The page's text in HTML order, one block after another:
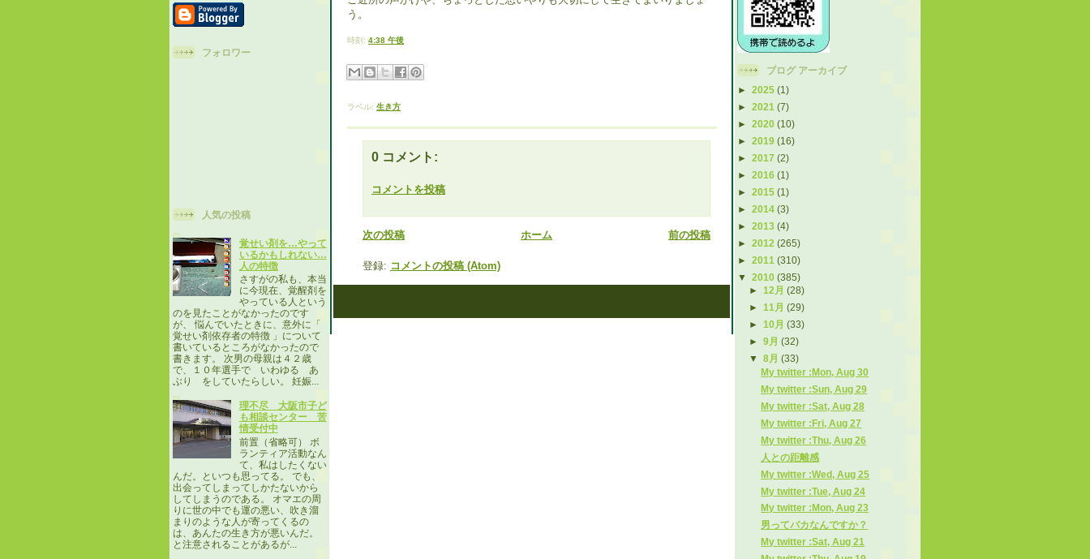
フォロワー
人気の投稿
覚せい剤を…やって
いるかもしれない…
人の特徴
さすがの私も、本当
に今現在、覚醒剤を
やっている人という
のを見たことがなかったのです
が、 悩んでいたときに、意外に「
覚せい剤依存者の特徴 」について
書いているところがなかったので
書きます。 次男の母親は４２歳
で、１０年選手で いわゆる あ
ぶり をしていたらしい。 妊娠...
理不尽 大阪市子ど
も相談センター 苦
情受付中
前置（省略可） ボ
ランティア活動なん
て、私はしたくない
んだ。といつも思ってる。 でも、
出会ってしまってしかたないから
してしまうのである。 オマエの周
りに世の中でも運の悪い、吹き溜
まりのような人が寄ってくるの
は、あんたの生き方が悪いんだ。
と注意されることがあるが...
ブログ アーカイブ
► 2025 (1)
► 2021 (7)
► 2020 (10)
► 2019 (16)
► 2017 (2)
► 2016 (1)
► 2015 (1)
► 2014 (3)
► 2013 (4)
► 2012 (265)
► 2011 (310)
▼ 2010 (385)
►12月(28)
►11月(29)
►10月(33)
►9月(32)
▼8月(33)
My twitter :Mon, Aug 30
My twitter :Sun, Aug 29
My twitter :Sat, Aug 28
My twitter :Fri, Aug 27
My twitter :Thu, Aug 26
人との距離感
My twitter :Wed, Aug 25
My twitter :Tue, Aug 24
My twitter :Mon, Aug 23
男ってバカなんですか？
My twitter :Sat, Aug 21
う。
時刻: 4:38 午後
ラベル: 生き方
0 コメント:
コメントを投稿
次の投稿 前の投稿
ホーム
登録: コメントの投稿 (Atom)